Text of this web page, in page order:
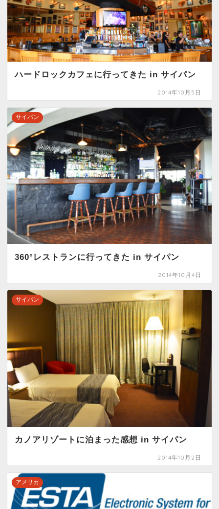
ハードロックカフェに行ってきた in サイパン
2014年10月5日
サイパン
360°レストランに行ってきた in サイパン
2014年10月4日
サイパン
カノアリゾートに泊まった感想 in サイパン
2014年10月2日
アメリカ